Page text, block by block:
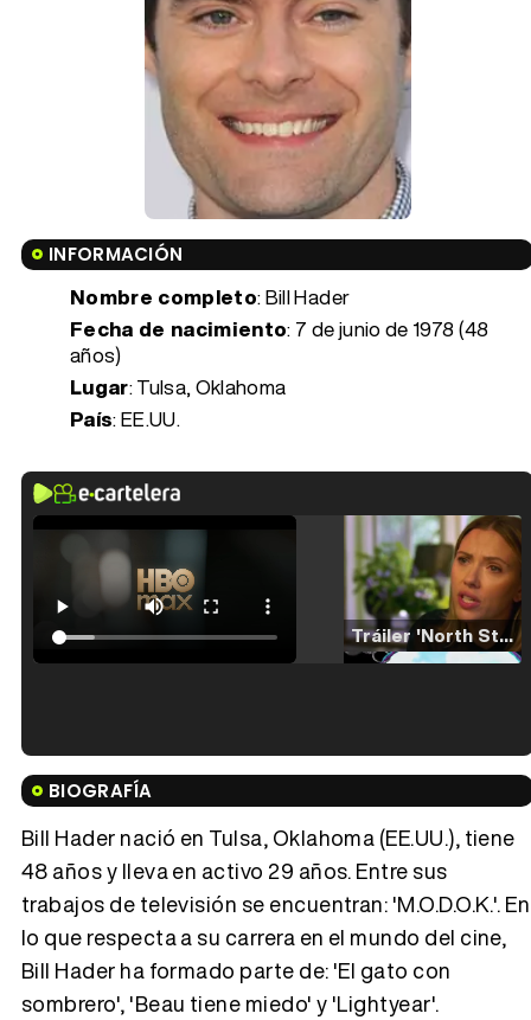
INFORMACIÓN
Nombre completo: Bill Hader
Fecha de nacimiento: 7 de junio de 1978 (48
años)
Lugar: Tulsa, Oklahoma
País: EE.UU.
Tráiler 'North Star' (2023)
Tráiler en español de 'La isla olvidada'
Tráiler 'Vida perra' (2026)
BIOGRAFÍA
Bill Hader nació en Tulsa, Oklahoma (EE.UU.), tiene
48 años y lleva en activo 29 años. Entre sus
trabajos de televisión se encuentran: 'M.O.D.O.K.'. En
lo que respecta a su carrera en el mundo del cine,
Bill Hader ha formado parte de: 'El gato con
sombrero', 'Beau tiene miedo' y 'Lightyear'.